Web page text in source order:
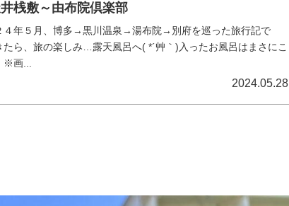
桟敷～由布院倶楽部
年５月、博多→黒川温泉→湯布院→別府を巡った旅行記で
ら、旅の楽しみ…露天風呂へ( *´艸｀)入ったお風呂はまさにこ
※画...
2024.05.28